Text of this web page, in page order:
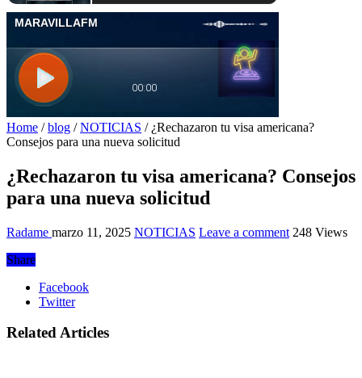
Home / blog / NOTICIAS / ¿Rechazaron tu visa americana?
Consejos para una nueva solicitud
¿Rechazaron tu visa americana? Consejos
para una nueva solicitud
Radame marzo 11, 2025 NOTICIAS Leave a comment 248 Views
Share
Facebook
Twitter
Related Articles